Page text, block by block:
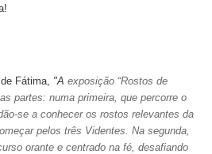
Ribeirinhas
Fátima, "A exposição “Rostos de
partes: numa primeira, que percorre o
se a conhecer os rostos relevantes da
pelos três Videntes. Na segunda,
orante e centrado na fé, desafiando